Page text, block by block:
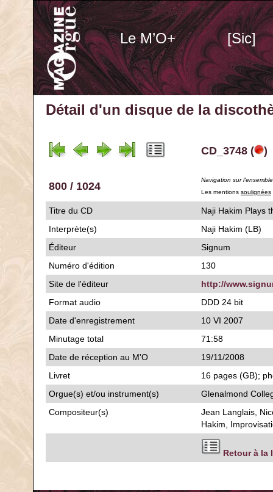
Le M’O+ [Sic]
Détail d'un disque de la
CD_3748 ( )
800 / 1024
Navigation sur
Les mentions soulignées
Titre du CD
Naji Hakim
Interprète(s)
Naji Hakim (LB)
Éditeur
Signum
Numéro d'édition
130
Site de l'éditeur
http://
Format audio
DDD 24 bit
Date d'enregistrement
10 VI 2007
Minutage total
71:58
Date de réception au M'O
19/11/2008
Livret
16 pages (GB);
Orgue(s) et/ou instrument(s)
Glenalmond
Compositeur(s)
Jean Langlais,
Hakim,
Retour à la